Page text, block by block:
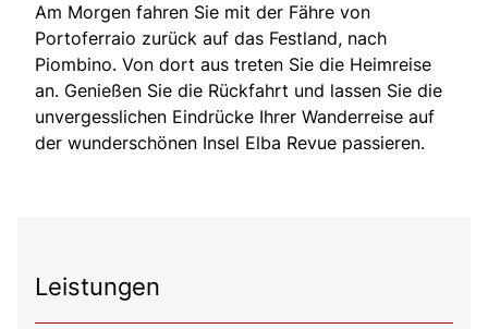
Am Morgen fahren Sie mit der Fähre von
Portoferraio zurück auf das Festland, nach
Piombino. Von dort aus treten Sie die Heimreise
an. Genießen Sie die Rückfahrt und lassen Sie die
unvergesslichen Eindrücke Ihrer Wanderreise auf
der wunderschönen Insel Elba Revue passieren.
Leistungen